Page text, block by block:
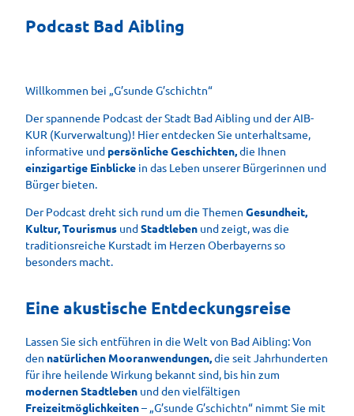
Podcast Bad Aibling
Willkommen bei „G’sunde G’schichtn“
Der spannende Podcast der Stadt Bad Aibling und der AIB-
KUR (Kurverwaltung)! Hier entdecken Sie unterhaltsame,
informative und persönliche Geschichten,die Ihnen
einzigartige Einblicke in das Leben unserer Bürgerinnen und
Bürger bieten.
Der Podcast dreht sich rund um die Themen Gesundheit,
Kultur, Tourismus undStadtleben und zeigt, was die
traditionsreiche Kurstadt im Herzen Oberbayerns so
besonders macht.
Eine akustische Entdeckungsreise
Lassen Sie sich entführen in die Welt von Bad Aibling: Von
den natürlichen Mooranwendungen,die seit Jahrhunderten
für ihre heilende Wirkung bekannt sind, bis hin zum
modernen Stadtleben und den vielfältigen
Freizeitmöglichkeiten– „G’sunde G’schichtn“ nimmt Sie mit